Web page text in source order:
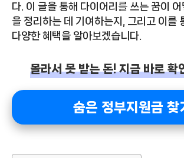
다. 이 글을 통해 다이어리를 쓰는 꿈이
을 정리하는 데 기여하는지, 그리고 이를
다양한 혜택을 알아보겠습니다.
몰라서 못 받는 돈! 지금 바로 확
숨은 정부지원금 찾